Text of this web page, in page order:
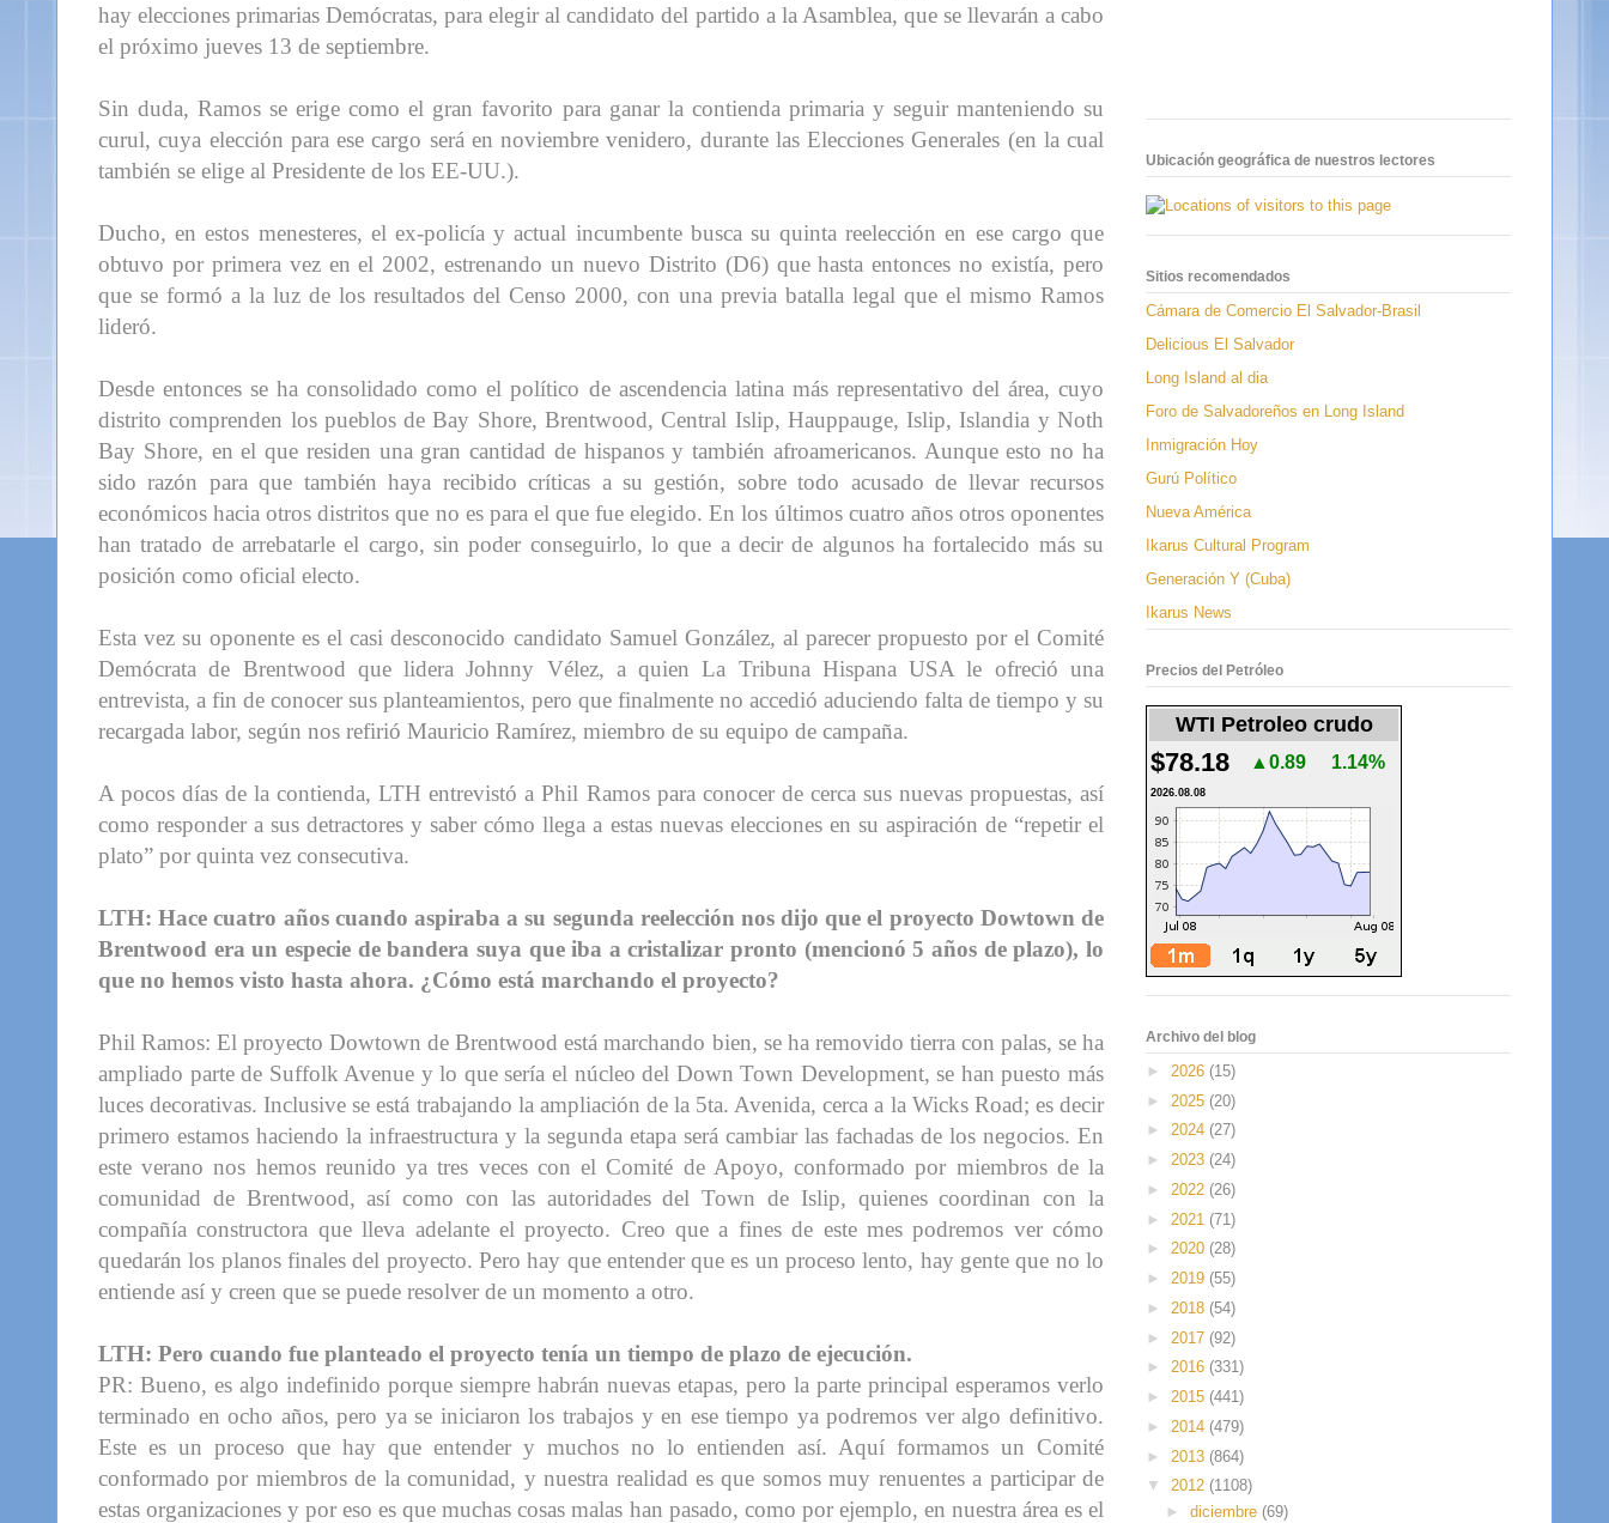
hay elecciones primarias Demócratas, para elegir al candidato del partido a la Asamblea, que se llevarán a cabo
el próximo jueves 13 de septiembre.
Sin duda, Ramos se erige como el gran favorito para ganar la contienda primaria y seguir manteniendo su
curul, cuya elección para ese cargo será en noviembre venidero, durante las Elecciones Generales (en la cual
también se elige al Presidente de los EE-UU.).
Ducho, en estos menesteres, el ex-policía y actual incumbente busca su quinta reelección en ese cargo que
obtuvo por primera vez en el 2002, estrenando un nuevo Distrito (D6) que hasta entonces no existía, pero
que se formó a la luz de los resultados del Censo 2000, con una previa batalla legal que el mismo Ramos
lideró.
Desde entonces se ha consolidado como el político de ascendencia latina más representativo del área, cuyo
distrito comprenden los pueblos de Bay Shore, Brentwood, Central Islip, Hauppauge, Islip, Islandia y Noth
Bay Shore, en el que residen una gran cantidad de hispanos y también afroamericanos. Aunque esto no ha
sido razón para que también haya recibido críticas a su gestión, sobre todo acusado de llevar recursos
económicos hacia otros distritos que no es para el que fue elegido. En los últimos cuatro años otros oponentes
han tratado de arrebatarle el cargo, sin poder conseguirlo, lo que a decir de algunos ha fortalecido más su
posición como oficial electo.
Esta vez su oponente es el casi desconocido candidato Samuel González, al parecer propuesto por el Comité
Demócrata de Brentwood que lidera Johnny Vélez, a quien La Tribuna Hispana USA le ofreció una
entrevista, a fin de conocer sus planteamientos, pero que finalmente no accedió aduciendo falta de tiempo y su
recargada labor, según nos refirió Mauricio Ramírez, miembro de su equipo de campaña.
A pocos días de la contienda, LTH entrevistó a Phil Ramos para conocer de cerca sus nuevas propuestas, así
como responder a sus detractores y saber cómo llega a estas nuevas elecciones en su aspiración de “repetir el
plato” por quinta vez consecutiva.
LTH: Hace cuatro años cuando aspiraba a su segunda reelección nos dijo que el proyecto Dowtown de
Brentwood era un especie de bandera suya que iba a cristalizar pronto (mencionó 5 años de plazo), lo
que no hemos visto hasta ahora. ¿Cómo está marchando el proyecto?
Phil Ramos: El proyecto Dowtown de Brentwood está marchando bien, se ha removido tierra con palas, se ha
ampliado parte de Suffolk Avenue y lo que sería el núcleo del Down Town Development, se han puesto más
luces decorativas. Inclusive se está trabajando la ampliación de la 5ta. Avenida, cerca a la Wicks Road; es decir
primero estamos haciendo la infraestructura y la segunda etapa será cambiar las fachadas de los negocios. En
este verano nos hemos reunido ya tres veces con el Comité de Apoyo, conformado por miembros de la
comunidad de Brentwood, así como con las autoridades del Town de Islip, quienes coordinan con la
compañía constructora que lleva adelante el proyecto. Creo que a fines de este mes podremos ver cómo
quedarán los planos finales del proyecto. Pero hay que entender que es un proceso lento, hay gente que no lo
entiende así y creen que se puede resolver de un momento a otro.
LTH: Pero cuando fue planteado el proyecto tenía un tiempo de plazo de ejecución.
PR: Bueno, es algo indefinido porque siempre habrán nuevas etapas, pero la parte principal esperamos verlo
terminado en ocho años, pero ya se iniciaron los trabajos y en ese tiempo ya podremos ver algo definitivo.
Este es un proceso que hay que entender y muchos no lo entienden así. Aquí formamos un Comité
conformado por miembros de la comunidad, y nuestra realidad es que somos muy renuentes a participar de
estas organizaciones y por eso es que muchas cosas malas han pasado, como por ejemplo, en nuestra área es el
Ubicación geográfica de nuestros lectores
Sitios recomendados
Cámara de Comercio El Salvador-Brasil
Delicious El Salvador
Long Island al dia
Foro de Salvadoreños en Long Island
Inmigración Hoy
Gurú Político
Nueva América
Ikarus Cultural Program
Generación Y (Cuba)
Ikarus News
Precios del Petróleo
WTI Petroleo crudo
$78.18 ▲0.89 1.14%
2026.08.08
Archivo del blog
► 2026 (15)
► 2025 (20)
► 2024 (27)
► 2023 (24)
► 2022 (26)
► 2021 (71)
► 2020 (28)
► 2019 (55)
► 2018 (54)
► 2017 (92)
► 2016 (331)
► 2015 (441)
► 2014 (479)
► 2013 (864)
▼ 2012 (1108)
► diciembre (69)